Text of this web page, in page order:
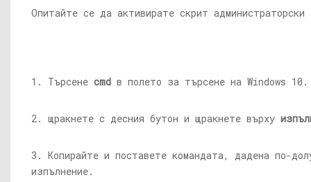
Опитайте се да активирате скрит
1. Търсене cmd в полето за търсене на Windows 10.
2. щракнете с десния бутон и щракнете върху
3. Копирайте и поставете командата, дадена по-
изпълнение.